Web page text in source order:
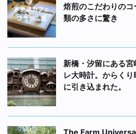
焙煎のこだわりの
類の多さに驚き
新橋・汐留にある
レ大時計。からく
に引き込まれた。
The Farm